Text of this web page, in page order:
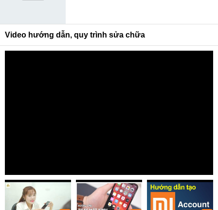
Video hướng dẫn, quy trình sửa chữa